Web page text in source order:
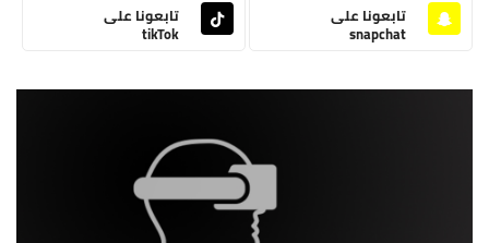
تابعونا على
snapchat
تابعونا على
tikTok